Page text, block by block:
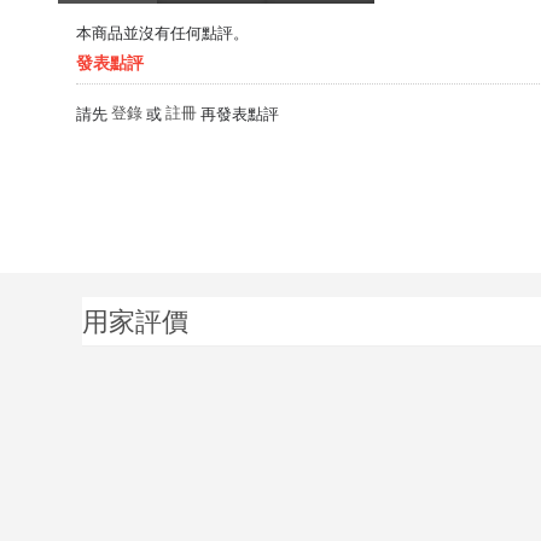
本商品並沒有任何點評。
發表點評
請先登錄或註冊再發表點評
用家評價